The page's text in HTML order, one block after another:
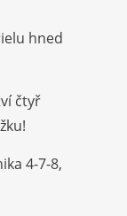
hned
čtyř
4-7-8,